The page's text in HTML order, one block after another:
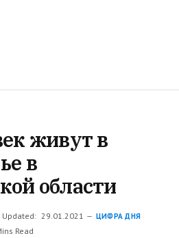
живут в
в
области
Updated: 29.01.2021 ЦИФРА ДНЯ
Read